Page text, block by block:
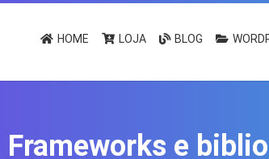
HOME LOJA BLOG
Frameworks e